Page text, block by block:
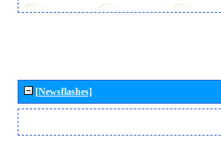
[Newsflashes]